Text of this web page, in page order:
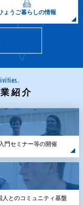
ょうご暮らしの情報
紹介
門セミナー等の開催
人とのコミュニティ基盤